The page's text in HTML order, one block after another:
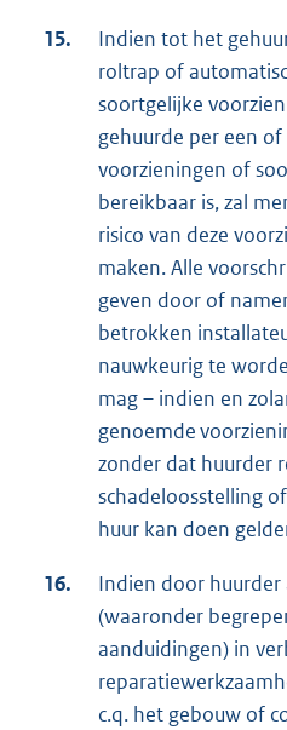
15.
Indien tot het
roltrap of
soortgelijke
gehuurde per een
voorzieningen of
bereikbaar is, zal
risico van deze
maken. Alle
geven door of
betrokken
nauwkeurig te
mag – indien en
genoemde
zonder dat huurder
schadeloosstelling
huur kan doen
16.
Indien door huurder
(waaronder
aanduidingen) in
c.q. het gebouw of